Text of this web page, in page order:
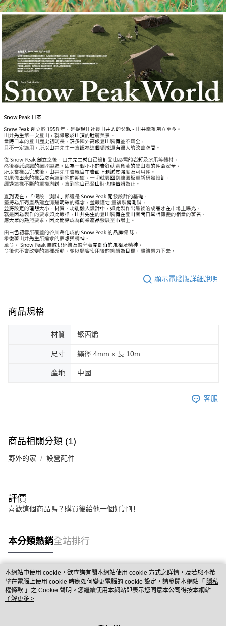
顯示電腦版詳細說明
商品規格
材質 聚丙烯
尺寸 繩徑 4mm x 長 10m
產地 中國
客服
商品相關分類 (1)
野外的家 設營配件
評價
喜歡這個商品嗎？購買後給他一個好評吧
本分類熱銷全站排行
熱門標籤
本網站中使用 cookie，欲查詢有關本網站使用 cookie 方式之詳情，及若您不希
望在電腦上使用 cookie 時應如何變更電腦的 cookie 設定，請參閱本網站「 隱私
權條款 」之 Cookie 聲明。您繼續使用本網站即表示您同意本公司得按本網站使
用條款之 Cookie 聲明使用 cookie。
了解更多 >